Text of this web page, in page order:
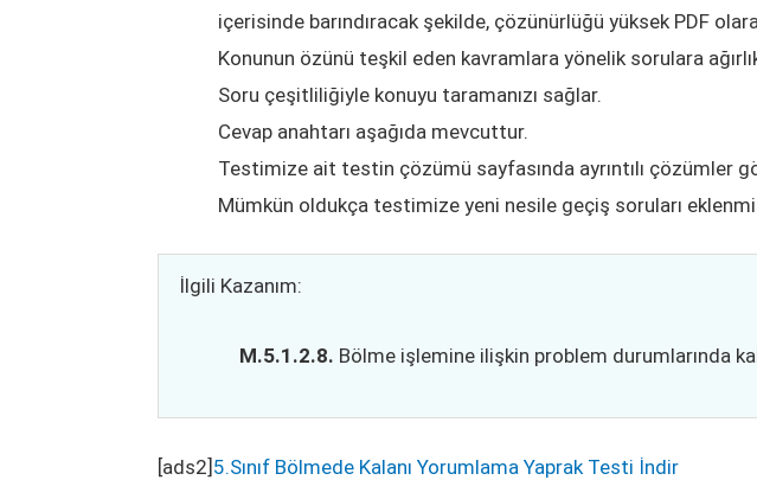
içerisinde barındıracak şekilde, çözünürlüğü yüksek PDF
Konunun özünü teşkil eden kavramlara yönelik sorulara
Soru çeşitliliğiyle konuyu taramanızı sağlar.
Cevap anahtarı aşağıda mevcuttur.
Testimize ait testin çözümü sayfasında ayrıntılı çözümler
Mümkün oldukça testimize yeni nesile geçiş soruları
İlgili Kazanım:
M.5.1.2.8. Bölme işlemine ilişkin problem durumlarında
[ads2] 5.Sınıf Bölmede Kalanı Yorumlama Yaprak Testi İndir